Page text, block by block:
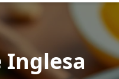
Inglesa